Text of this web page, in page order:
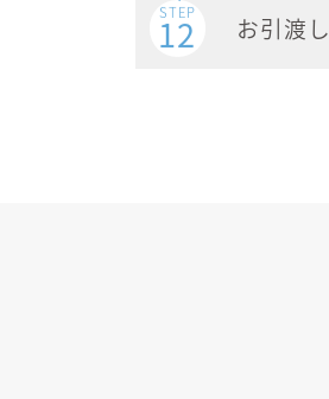
STEP
12 お引渡し